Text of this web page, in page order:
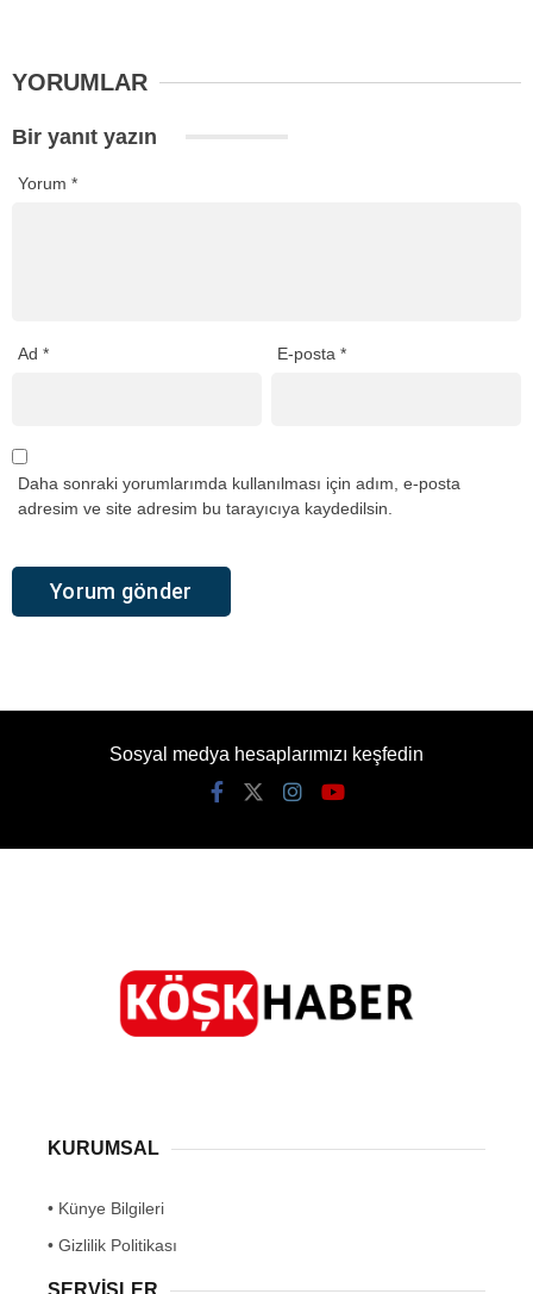
YORUMLAR
Bir yanıt yazın
Yorum *
Ad * E-posta*
Daha sonraki yorumlarımda kullanılması için adım, e-posta
adresim ve site adresim bu tarayıcıya kaydedilsin.
Sosyal medya hesaplarımızı keşfedin
KURUMSAL
• Künye Bilgileri
• Gizlilik Politikası